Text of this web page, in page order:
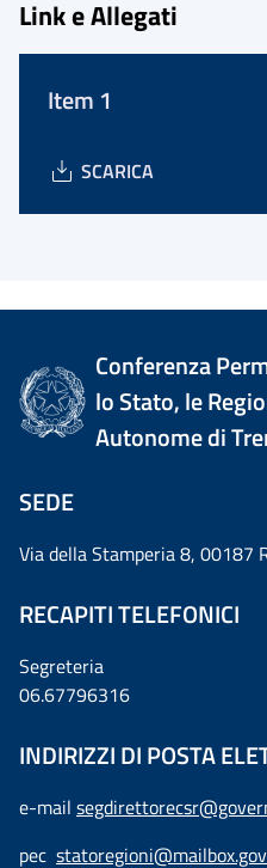
Link e Allegati
Item 1
SCARICA
Conferenza
lo Stato, le
Autonome di
SEDE
Via della Stamperia 8, 00187
RECAPITI TELEFONICI
Segreteria
06.67796316
INDIRIZZI DI POSTA
e-mail
pec